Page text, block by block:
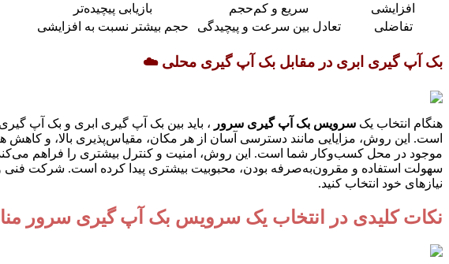
افزایشی
سریع و کم‌حجم
بازیابی پیچیده‌تر
تفاضلی
تعادل بین سرعت و پیچیدگی حجم بیشتر نسبت به افزایشی
بک آپ گیری ابری در مقابل بک آپ گیری محلی ☁️
هنگام انتخاب یک سرویس بک آپ گیری سرور ، باید بین بک آپ گیری ابری و بک آپ
است. این روش، مزایایی مانند دسترسی آسان از هر مکان، مقیاس‌پذیری بالا، و
موجود در محل کسب‌وکار شما است. این روش، امنیت و کنترل بیشتری را فراهم می‌کند،
سهولت استفاده و مقرون‌به‌صرفه بودن، محبوبیت بیشتری پیدا کرده است. شرکت فنی و
نیازهای خود انتخاب کنید.
نکات کلیدی در انتخاب یک سرویس بک آپ گیری سرور